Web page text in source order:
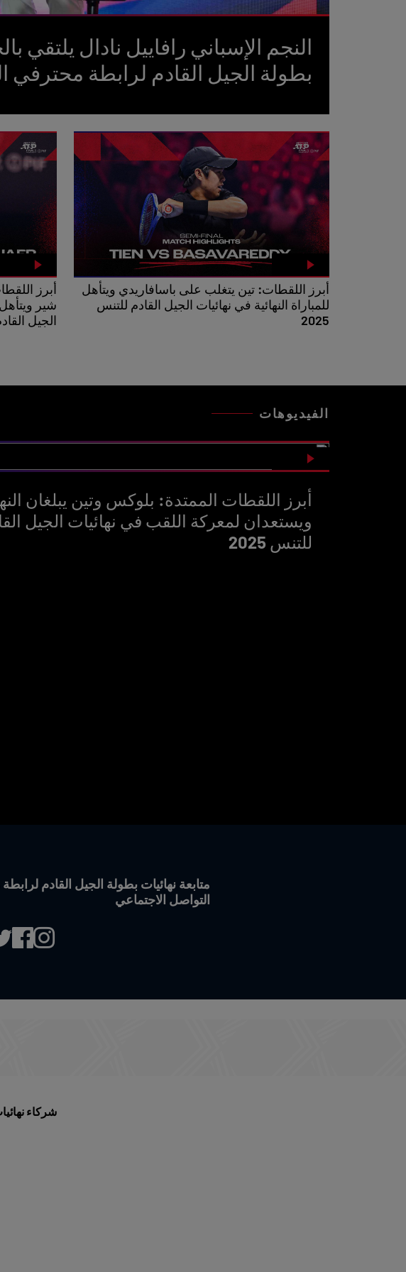
النجم الإسباني رافاييل نادال يلتقي
بطولة الجيل القادم لرابطة
أبرز اللقطات: تين يتغلب على باسافاريدي ويتأهل
للمباراة النهائية في نهائيات الجيل القادم للتنس
2025
أبرز
شير ويتأهل
الجيل القادم
الفيديوهات
أبرز اللقطات الممتدة: بلوكس وتين يبلغان
ويستعدان لمعركة اللقب في نهائيات الجيل
للتنس 2025
متابعة نهائيات بطولة الجيل القادم
التواصل الاجتماعي
شركاء